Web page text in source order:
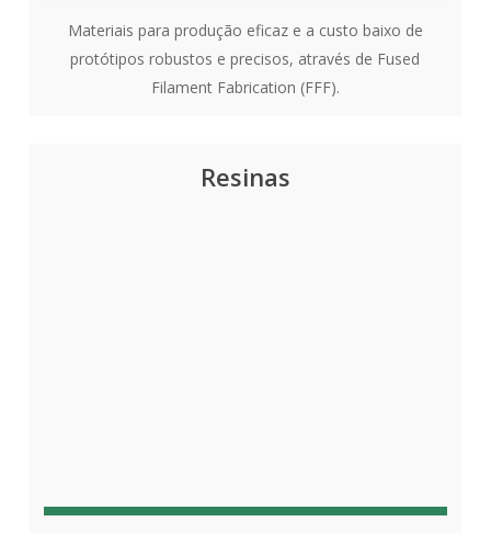
Materiais para produção eficaz e a custo baixo de
protótipos robustos e precisos, através de Fused
Filament Fabrication (FFF).
Resinas